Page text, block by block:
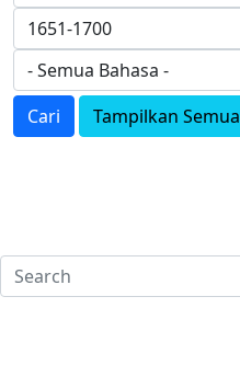
Cari Tampilkan Semua